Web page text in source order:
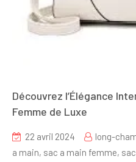
Découvrez l’Élégance
Femme de Luxe
22 avril 2024 long-
a main, sac a main femme,